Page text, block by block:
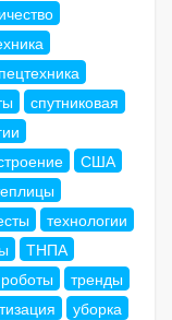
спутниковая
США
технологии
ТНПА
тренды
уборка